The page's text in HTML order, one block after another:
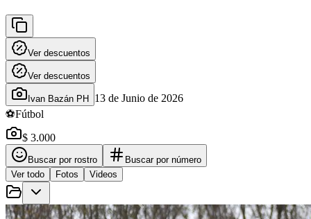
Ver descuentos
Ver descuentos
Ivan Bazán PH
13 de Junio de 2026
⚽Fútbol
$ 3.000
Buscar por rostro
Buscar por número
Ver todo
Fotos Videos